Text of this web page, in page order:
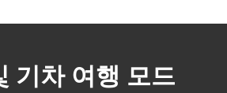
기차 여행 모드